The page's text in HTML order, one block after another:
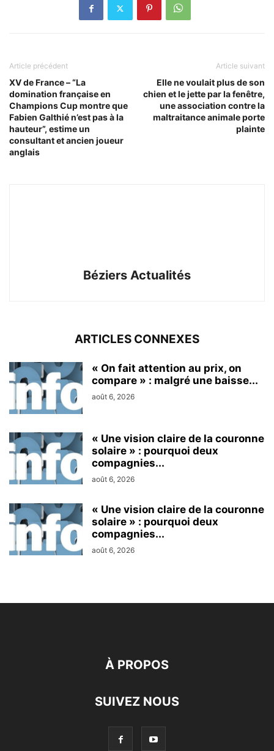
Article précédent
XV de France – “La
domination française en
Champions Cup montre que
Fabien Galthié n’est pas à la
hauteur”, estime un
consultant et ancien joueur
anglais
Article suivant
Elle ne voulait plus de son
chien et le jette par la fenêtre,
une association contre la
maltraitance animale porte
plainte
Béziers Actualités
ARTICLES CONNEXES
« On fait attention au prix, on
compare » : malgré une baisse...
août 6, 2026
« Une vision claire de la couronne
solaire » : pourquoi deux
compagnies...
août 6, 2026
« Une vision claire de la couronne
solaire » : pourquoi deux
compagnies...
août 6, 2026
À PROPOS
SUIVEZ NOUS